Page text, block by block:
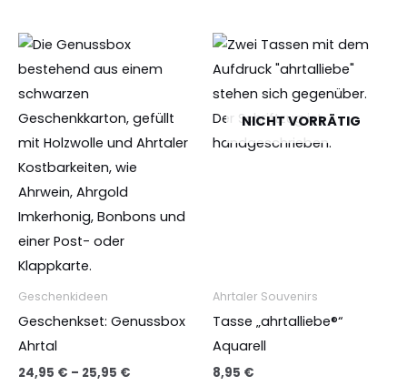
der
Produktseite
gewählt
werden
Geschenkideen
Geschenkset: Genussbox
Ahrtal
24,95 € – 25,95 €
Preisspanne:
bis
Dieses
Produkt
weist
mehrere
Varianten
auf.
Die
Optionen
können
auf
der
Produktseite
gewählt
werden
NICHT VORRÄTIG
Ahrtaler Souvenirs
Tasse „ahrtalliebe®“
Aquarell
8,95 €